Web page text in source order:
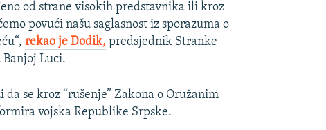
od strane visokih predstavnika ili kroz
povući našu saglasnost iz sporazuma o
rekao je Dodik, predsjednik Stranke
Luci.
se kroz “rušenje” Zakona o Oružanim
vojska Republike Srpske.